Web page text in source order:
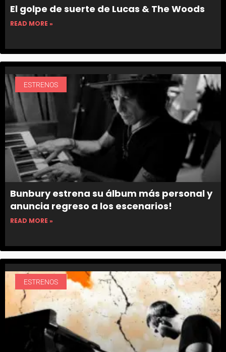
El golpe de suerte de Lucas & The Woods
READ MORE »
ESTRENOS
Bunbury estrena su álbum más personal y
anuncia regreso a los escenarios!
READ MORE »
ESTRENOS